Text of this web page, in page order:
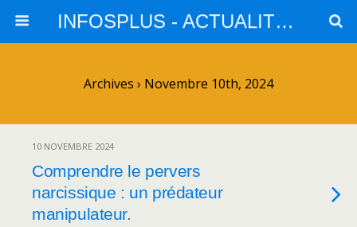
INFOSPLUS - ACTUALITES et INFOS
Archives › Novembre 10th, 2024
10 NOVEMBRE 2024
Comprendre le pervers
narcissique : un prédateur
manipulateur.